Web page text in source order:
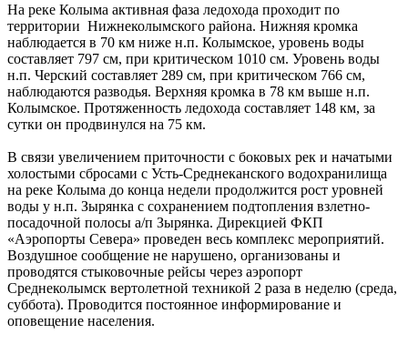
На реке Колыма активная фаза ледохода проходит по
территории Нижнеколымского района. Нижняя кромка
наблюдается в 70 км ниже н.п. Колымское, уровень воды
составляет 797 см, при критическом 1010 см. Уровень воды
н.п. Черский составляет 289 см, при критическом 766 см,
наблюдаются разводья. Верхняя кромка в 78 км выше н.п.
Колымское. Протяженность ледохода составляет 148 км, за
сутки он продвинулся на 75 км.
В связи увеличением приточности с боковых рек и начатыми
холостыми сбросами с Усть-Среднеканского водохранилища
на реке Колыма до конца недели продолжится рост уровней
воды у н.п. Зырянка с сохранением подтопления взлетно-
посадочной полосы а/п Зырянка. Дирекцией ФКП
«Аэропорты Севера» проведен весь комплекс мероприятий.
Воздушное сообщение не нарушено, организованы и
проводятся стыковочные рейсы через аэропорт
Среднеколымск вертолетной техникой 2 раза в неделю (среда,
суббота). Проводится постоянное информирование и
оповещение населения.